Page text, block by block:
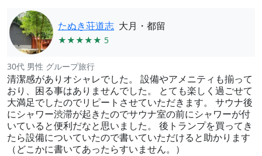
たぬき荘道志 大月・都留
★★★★★ 5
30代 男性 グループ旅行
清潔感がありオシャレでした。 設備やアメニティも揃って
おり、困る事はありませんでした。 とても楽しく過ごせて
大満足でしたのでリピートさせていただきます。 サウナ後
にシャワー渋滞が起きたのでサウナ室の前にシャワーが付
いていると便利だなと思いました。 後トランプを買ってき
たら設備についていたので書いていただけると助かります
（どこかに書いてあったらすいません。）